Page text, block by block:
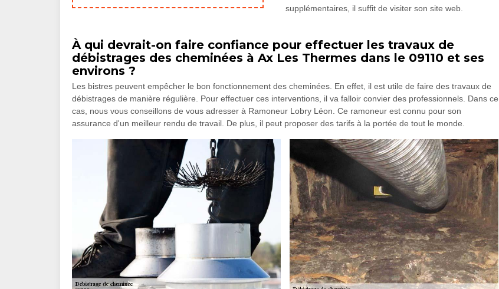
supplémentaires, il suffit de visiter son site web.
À qui devrait-on faire confiance pour effectuer les travaux de
débistrages des cheminées à Ax Les Thermes dans le 09110 et ses
environs ?
Les bistres peuvent empêcher le bon fonctionnement des cheminées. En effet, il est utile de faire des travaux de
débistrages de manière régulière. Pour effectuer ces interventions, il va falloir convier des professionnels. Dans ce
cas, nous vous conseillons de vous adresser à Ramoneur Lobry Léon. Ce ramoneur est connu pour son
assurance d'un meilleur rendu de travail. De plus, il peut proposer des tarifs à la portée de tout le monde.